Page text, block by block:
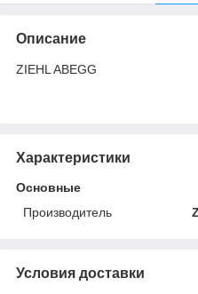
Описание
ZIEHL ABEGG
Характеристики
Основные
Производитель
Условия доставки